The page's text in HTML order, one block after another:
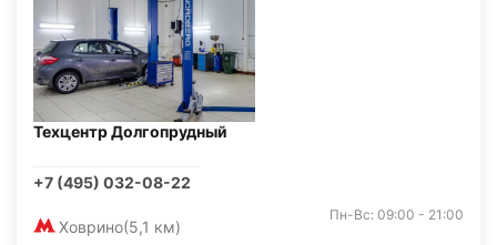
Техцентр Долгопрудный
+7 (495) 032-08-22
Ховрино(5,1 км)
Пн-Вс: 09:00 - 21:00